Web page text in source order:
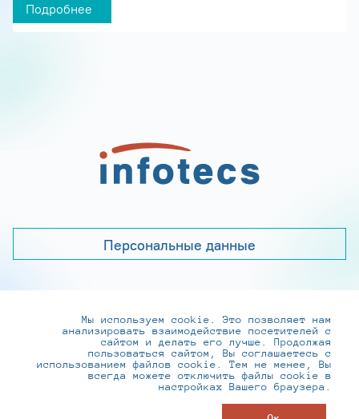
Подробнее
Персональные данные
+7 (495) 737-6192, 8-800-250-0-260
practice@infotecs.ru,hr@infotecs.ru
127273, г. Москва, Отрадная ул., 2Б строение 1
Мы используем cookie. Это позволяет нам
анализировать взаимодействие посетителей с
сайтом и делать его лучше. Продолжая
пользоваться сайтом, Вы соглашаетесь с
использованием файлов cookie. Тем не менее, Вы
всегда можете отключить файлы cookie в
настройках Вашего браузера.